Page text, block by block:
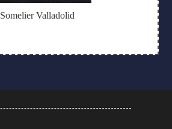
Somelier Valladolid